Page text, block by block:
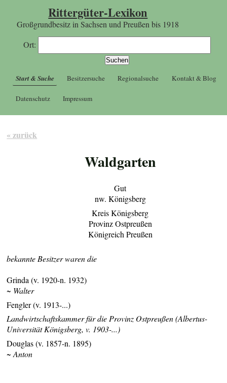
Rittergüter-Lexikon
Großgrundbesitz in Sachsen und Preußen bis 1918
Ort:
Start & Suche Besitzersuche Regionalsuche Kontakt & Blog
Datenschutz Impressum
« zurück
Waldgarten
Gut
nw. Königsberg
Kreis Königsberg
Provinz Ostpreußen
Königreich Preußen
bekannte Besitzer waren die
Grinda (v. 1920-n. 1932)
~ Walter
Fengler (v. 1913-...)
Landwirtschaftskammer für die Provinz Ostpreußen (Albertus-
Universität Königsberg, v. 1903-...)
Douglas (v. 1857-n. 1895)
~ Anton